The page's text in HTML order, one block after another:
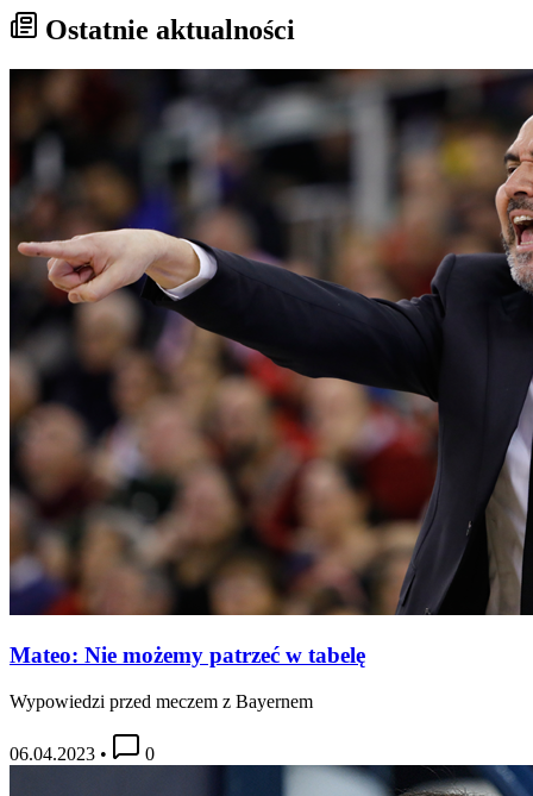
Ostatnie aktualności
Mateo: Nie możemy patrzeć w tabelę
Wypowiedzi przed meczem z Bayernem
06.04.2023 • 0